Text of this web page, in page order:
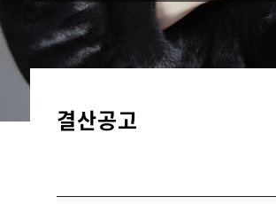
결산공고